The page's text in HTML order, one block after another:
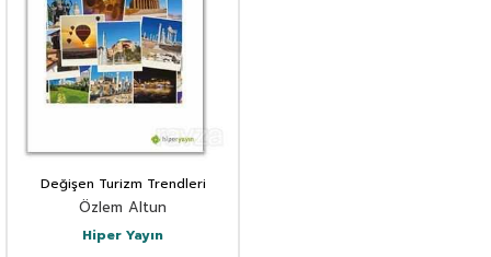
Değişen Turizm Trendleri
Özlem Altun
Hiper Yayın